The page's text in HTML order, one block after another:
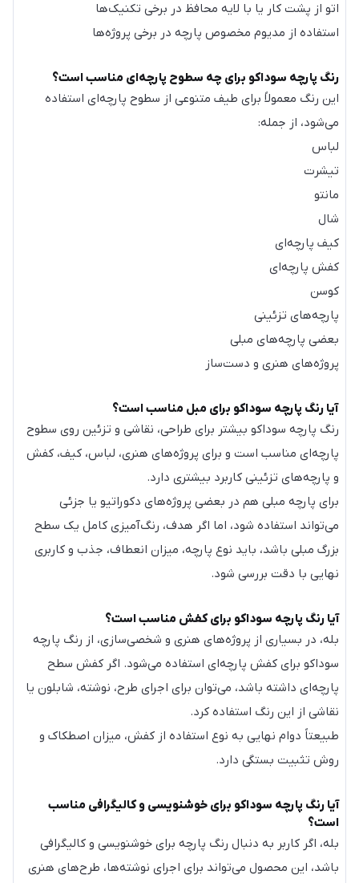
اتو از پشت کار یا با لایه محافظ در برخی تکنیک‌ها
استفاده از مدیوم مخصوص پارچه در برخی پروژه‌ها
رنگ پارچه سوداکو برای چه سطوح پارچه‌ای مناسب است؟
این رنگ معمولاً برای طیف متنوعی از سطوح پارچه‌ای استفاده
می‌شود، از جمله:
لباس
تیشرت
مانتو
شال
کیف پارچه‌ای
کفش پارچه‌ای
کوسن
پارچه‌های تزئینی
بعضی پارچه‌های مبلی
پروژه‌های هنری و دست‌ساز
آیا رنگ پارچه سوداکو برای مبل مناسب است؟
رنگ پارچه سوداکو بیشتر برای طراحی، نقاشی و تزئین روی سطوح
پارچه‌ای مناسب است و برای پروژه‌های هنری، لباس، کیف، کفش
و پارچه‌های تزئینی کاربرد بیشتری دارد.
برای پارچه مبلی هم در بعضی پروژه‌های دکوراتیو یا جزئی
می‌تواند استفاده شود، اما اگر هدف، رنگ‌آمیزی کامل یک سطح
بزرگ مبلی باشد، باید نوع پارچه، میزان انعطاف، جذب و کاربری
نهایی با دقت بررسی شود.
آیا رنگ پارچه سوداکو برای کفش مناسب است؟
بله، در بسیاری از پروژه‌های هنری و شخصی‌سازی، از رنگ پارچه
سوداکو برای کفش پارچه‌ای استفاده می‌شود. اگر کفش سطح
پارچه‌ای داشته باشد، می‌توان برای اجرای طرح، نوشته، شابلون یا
نقاشی از این رنگ استفاده کرد.
طبیعتاً دوام نهایی به نوع استفاده از کفش، میزان اصطکاک و
روش تثبیت بستگی دارد.
آیا رنگ پارچه سوداکو برای خوشنویسی و کالیگرافی مناسب
است؟
بله، اگر کاربر به دنبال رنگ پارچه برای خوشنویسی و کالیگرافی
باشد، این محصول می‌تواند برای اجرای نوشته‌ها، طرح‌های هنری